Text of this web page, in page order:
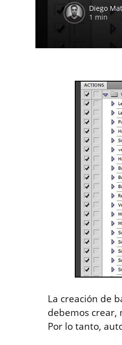
Diego
1 min
La creación de
debemos crear,
Por lo tanto,